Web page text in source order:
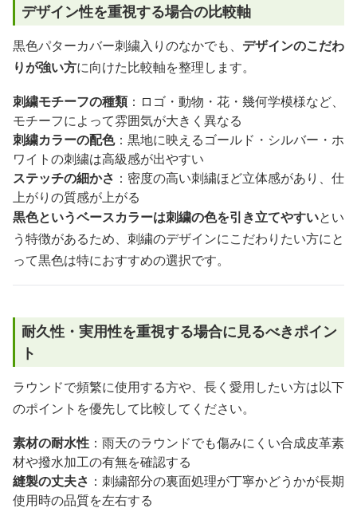
デザイン性を重視する場合の比較軸
黒色パターカバー刺繍入りのなかでも、 デザインのこだわ
りが強い方に向けた比較軸を整理します。
刺繍モチーフの種類：ロゴ・動物・花・幾何学模様など、
モチーフによって雰囲気が大きく異なる
刺繍カラーの配色：黒地に映えるゴールド・シルバー・ホ
ワイトの刺繍は高級感が出やすい
ステッチの細かさ ：密度の高い刺繍ほど立体感があり、仕
上がりの質感が上がる
黒色というベースカラーは刺繍の色を引き立てやすいとい
う特徴があるため、刺繍のデザインにこだわりたい方にと
って黒色は特におすすめの選択です。
耐久性・実用性を重視する場合に見るべきポイン
ト
ラウンドで頻繁に使用する方や、長く愛用したい方は以下
のポイントを優先して比較してください。
素材の耐水性 ：雨天のラウンドでも傷みにくい合成皮革素
材や撥水加工の有無を確認する
縫製の丈夫さ ：刺繍部分の裏面処理が丁寧かどうかが長期
使用時の品質を左右する